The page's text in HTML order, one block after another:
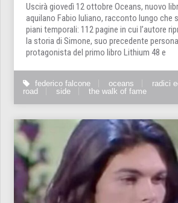
Uscirà giovedì 12 ottobre Oceans, nuovo
aquilano Fabio Iuliano, racconto lungo che
piani temporali: 112 pagine in cui l’autore
la storia di Simone, suo precedente
protagonista del primo libro Lithium 48 e
federico falcone oceans
radici
road
side the walk of fame